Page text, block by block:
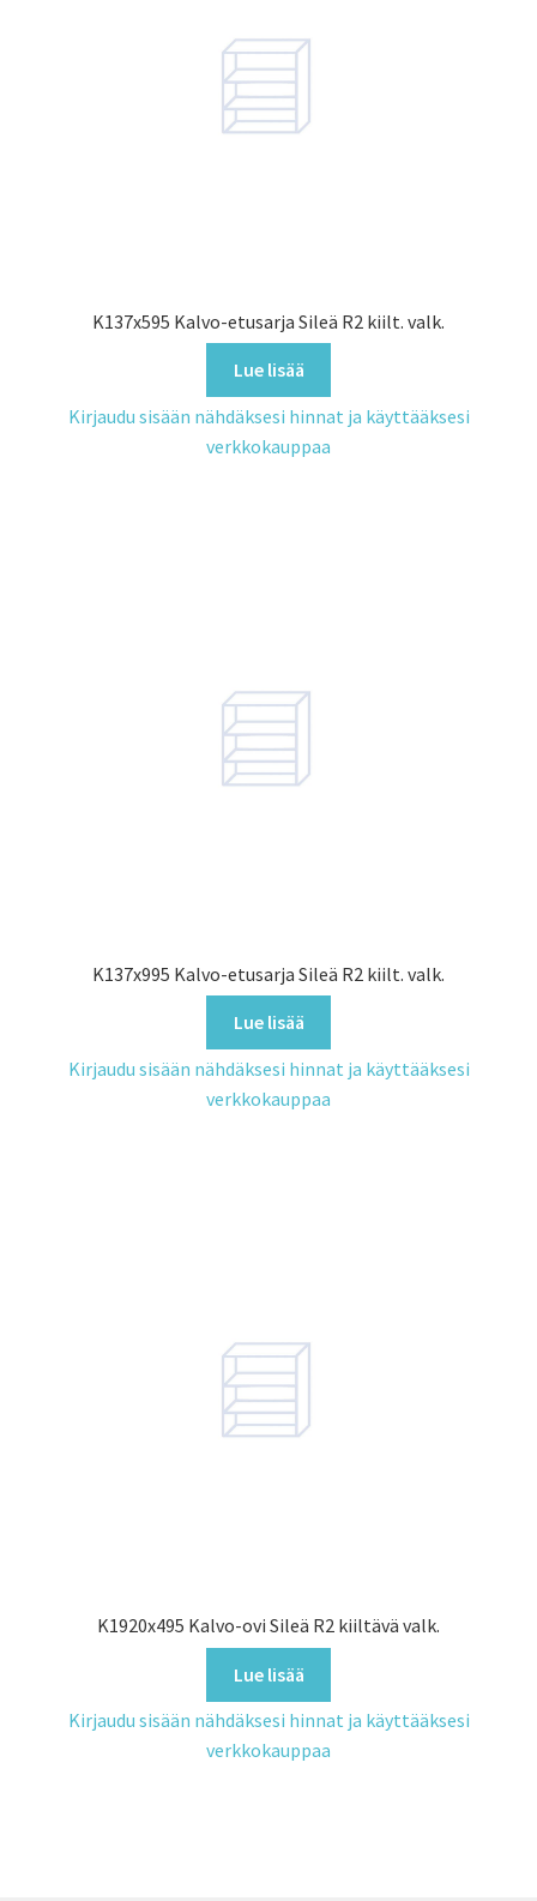
K137x595 Kalvo-etusarja Sileä R2 kiilt. valk.
Lue lisää
Kirjaudu sisään nähdäksesi hinnat ja käyttääksesi
verkkokauppaa
K137x995 Kalvo-etusarja Sileä R2 kiilt. valk.
Lue lisää
Kirjaudu sisään nähdäksesi hinnat ja käyttääksesi
verkkokauppaa
K1920x495 Kalvo-ovi Sileä R2 kiiltävä valk.
Lue lisää
Kirjaudu sisään nähdäksesi hinnat ja käyttääksesi
verkkokauppaa